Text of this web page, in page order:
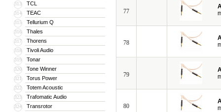
313 TCL
314 TEAC
315 Tellurium Q
316 Thales
317 Thorens
318 Tivoli Audio
319 Tonar
320 Tone Winner
321 Torus Power
322 Totem Acoustic
323 Trafomatic Audio
324 Transrotor
77
78
79
80